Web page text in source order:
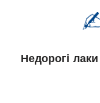
Недорогі